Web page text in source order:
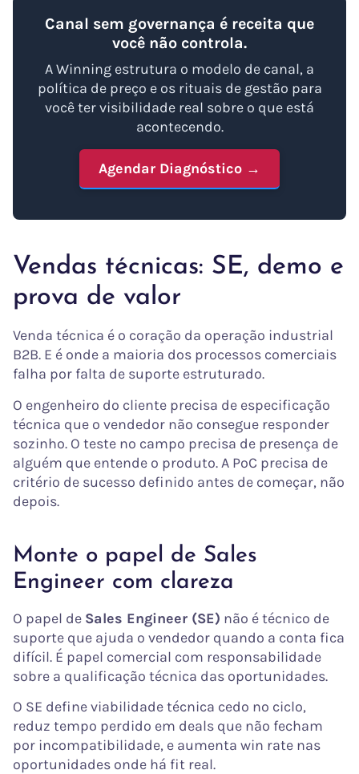
Canal sem governança é receita que
você não controla.
A Winning estrutura o modelo de canal, a
política de preço e os rituais de gestão para
você ter visibilidade real sobre o que está
acontecendo.
Agendar Diagnóstico →
Vendas técnicas: SE, demo e
prova de valor
Venda técnica é o coração da operação industrial
B2B. E é onde a maioria dos processos comerciais
falha por falta de suporte estruturado.
O engenheiro do cliente precisa de especificação
técnica que o vendedor não consegue responder
sozinho. O teste no campo precisa de presença de
alguém que entende o produto. A PoC precisa de
critério de sucesso definido antes de começar, não
depois.
Monte o papel de Sales
Engineer com clareza
O papel de Sales Engineer (SE) não é técnico de
suporte que ajuda o vendedor quando a conta fica
difícil. É papel comercial com responsabilidade
sobre a qualificação técnica das oportunidades.
O SE define viabilidade técnica cedo no ciclo,
reduz tempo perdido em deals que não fecham
por incompatibilidade, e aumenta win rate nas
oportunidades onde há fit real.